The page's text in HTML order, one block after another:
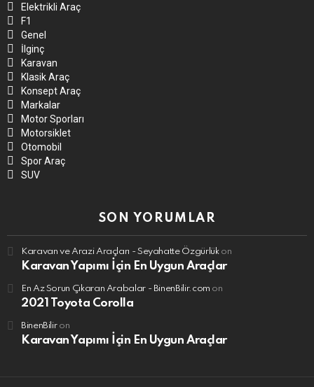
Elektrikli Araç
F1
Genel
İlginç
Karavan
Klasik Araç
Konsept Araç
Markalar
Motor Sporları
Motorsiklet
Otomobil
Spor Araç
SUV
SON YORUMLAR
Karavan ve Arazi Araçları - Seyahatte Özgürlükon
Karavan Yapımı İçin En Uygun Araçlar
En Az Sorun Çıkaran Arabalar - BinenBilir.com on
2021 Toyota Corolla
BinenBiliron
Karavan Yapımı İçin En Uygun Araçlar